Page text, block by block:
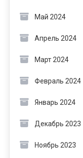
Май 2024
Апрель 2024
Март 2024
Февраль 2024
Январь 2024
Декабрь 2023
Ноябрь 2023